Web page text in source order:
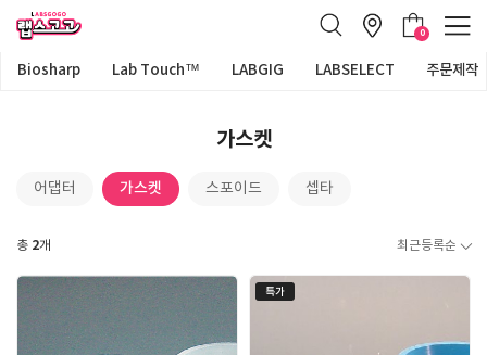
0
Biosharp Lab Touch™ LABGIG LABSELECT 주문제작
가스켓
어댑터 가스켓 스포이드 셉타
총 2개 최근등록순
특가